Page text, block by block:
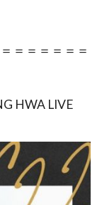
＝＝＝＝＝＝
HWA LIVE